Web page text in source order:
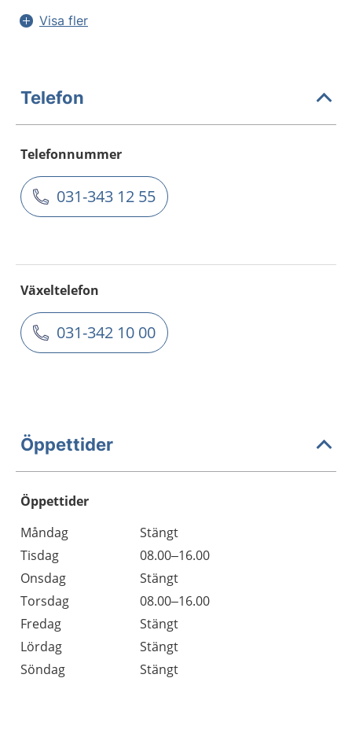
Visa fler
Telefon
Telefonnummer
031-343 12 55
Växeltelefon
031-342 10 00
Öppettider
Öppettider
Dag
Öppettider
Kommentarer
Måndag
Stängt
Tisdag
08.00–16.00
Onsdag
Stängt
Torsdag
08.00–16.00
Fredag
Stängt
Lördag
Stängt
Söndag
Stängt